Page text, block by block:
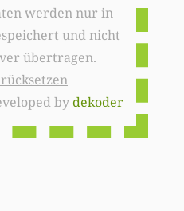
werden nur in
und nicht
übertragen.
bydekoder